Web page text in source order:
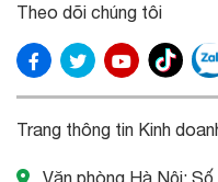
Theo dõi chúng tôi
Trang thông tin Kinh
Văn phòng Hà Nội: